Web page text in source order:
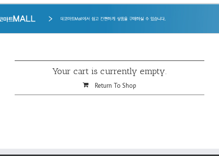
Your cart is currently empty.
Return To Shop